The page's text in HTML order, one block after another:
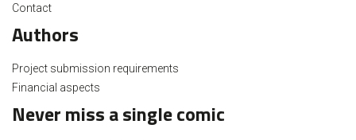
Contact
Authors
Project submission requirements
Financial aspects
Never miss a single comic